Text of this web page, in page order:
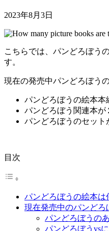
2023年8月3日
こちらでは、パンどろぼう
す。
現在の発売中パンどろぼう
パンどろぼうの絵本本
パンどろぼう関連本が
パンどろぼうのセット
目次
パンどろぼうの絵本は
現在発売中のパンどろ
パンどろぼうの
パンどろぼうvs